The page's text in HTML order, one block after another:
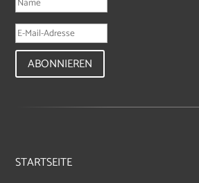
ABONNIEREN
STARTSEITE